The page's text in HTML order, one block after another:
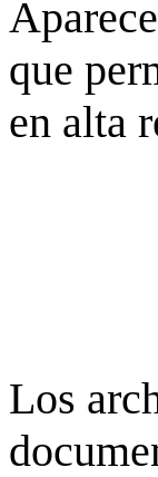
que
en alta
Los